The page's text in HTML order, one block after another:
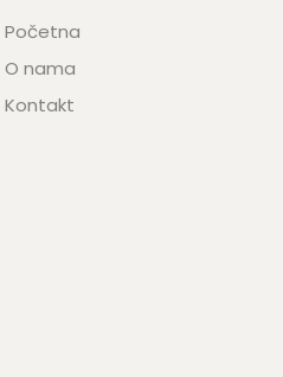
Početna
O nama
Kontakt